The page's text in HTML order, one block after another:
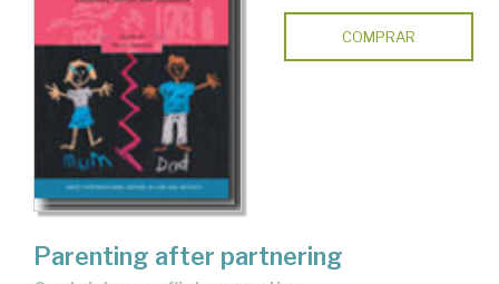
COMPRAR
Parenting after partnering